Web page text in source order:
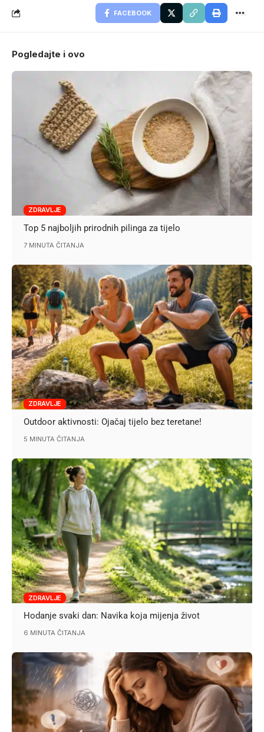
FACEBOOK
Pogledajte i ovo
ZDRAVLJE
Top 5 najboljih prirodnih pilinga za tijelo
7 MINUTA ČITANJA
ZDRAVLJE
Outdoor aktivnosti: Ojačaj tijelo bez teretane!
5 MINUTA ČITANJA
ZDRAVLJE
Hodanje svaki dan: Navika koja mijenja život
6 MINUTA ČITANJA